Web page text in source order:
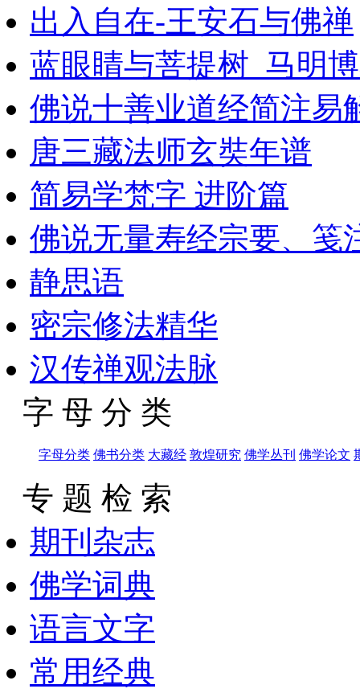
出入自在-王安石与佛禅
蓝眼睛与菩提树_马明
佛说十善业道经简注易
唐三藏法师玄奘年谱
简易学梵字 进阶篇
佛说无量寿经宗要、笺
静思语
密宗修法精华
汉传禅观法脉
字 母 分 类
字母分类 佛书分类 大藏经 敦煌研究 佛学丛刊 佛学论文
专 题 检 索
期刊杂志
佛学词典
语言文字
常用经典